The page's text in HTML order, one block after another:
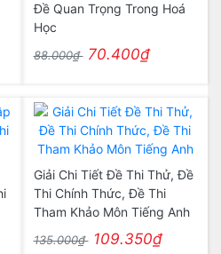
Đề Quan Trọng Trong Hoá
Học
88.000₫ 70.400₫
Giải Chi Tiết Đề Thi Thử, Đề
Thi Chính Thức, Đề Thi
Tham Khảo Môn Tiếng Anh
135.000₫ 109.350₫